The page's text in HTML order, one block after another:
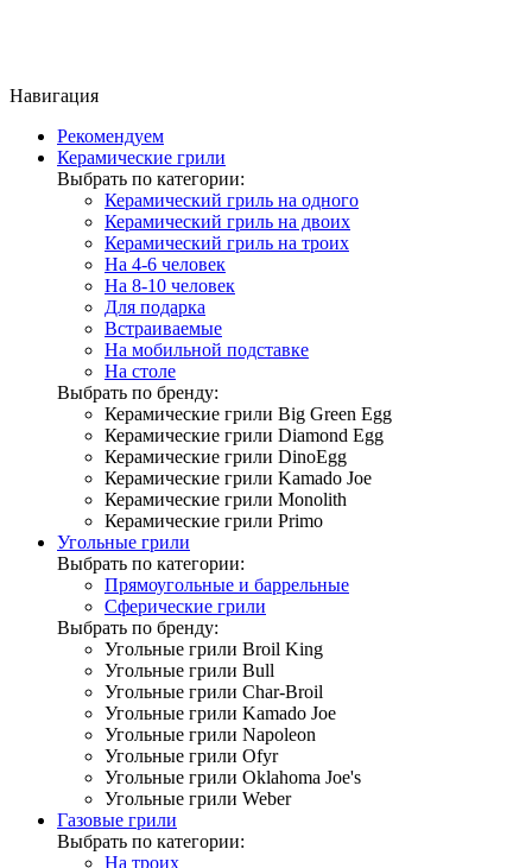
Навигация
Рекомендуем
Керамические грили
Выбрать по категории:
Керамический гриль на одного
Керамический гриль на двоих
Керамический гриль на троих
На 4-6 человек
На 8-10 человек
Для подарка
Встраиваемые
На мобильной подставке
На столе
Выбрать по бренду:
Керамические грили Big Green Egg
Керамические грили Diamond Egg
Керамические грили DinoEgg
Керамические грили Kamado Joe
Керамические грили Monolith
Керамические грили Primo
Угольные грили
Выбрать по категории:
Прямоугольные и баррельные
Сферические грили
Выбрать по бренду:
Угольные грили Broil King
Угольные грили Bull
Угольные грили Char-Broil
Угольные грили Kamado Joe
Угольные грили Napoleon
Угольные грили Ofyr
Угольные грили Oklahoma Joe's
Угольные грили Weber
Газовые грили
Выбрать по категории:
На троих